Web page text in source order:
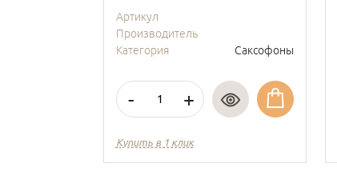
Артикул
Производитель
Категория
Саксофоны
- +
Купить в 1 клик